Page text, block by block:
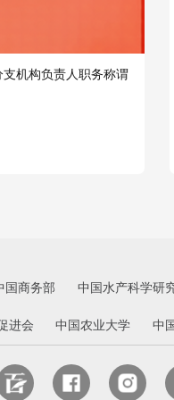
支机构负责人职务称谓
国商务部 中国水产科学研
进会 中国农业大学 中